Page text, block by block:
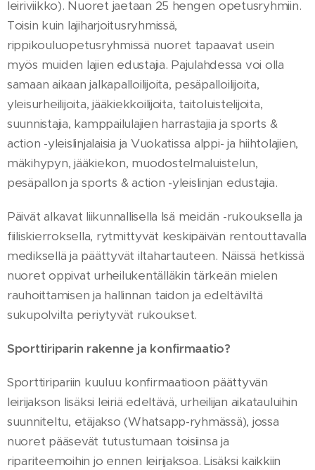
leiriviikko). Nuoret jaetaan 25 hengen opetusryhmiin.
Toisin kuin lajiharjoitusryhmissä,
rippikouluopetusryhmissä nuoret tapaavat usein
myös muiden lajien edustajia. Pajulahdessa voi olla
samaan aikaan jalkapalloilijoita, pesäpalloilijoita,
yleisurheilijoita, jääkiekkoilijoita, taitoluistelijoita,
suunnistajia, kamppailulajien harrastajia ja sports &
action -yleislinjalaisia ja Vuokatissa alppi- ja hiihtolajien,
mäkihypyn, jääkiekon, muodostelmaluistelun,
pesäpallon ja sports & action -yleislinjan edustajia.
Päivät alkavat liikunnallisella Isä meidän -rukouksella ja
fiiliskierroksella, rytmittyvät keskipäivän rentouttavalla
mediksellä ja päättyvät iltahartauteen. Näissä hetkissä
nuoret oppivat urheilukentälläkin tärkeän mielen
rauhoittamisen ja hallinnan taidon ja edeltäviltä
sukupolvilta periytyvät rukoukset.
Sporttiriparin rakenne ja konfirmaatio?
Sporttiripariin kuuluu konfirmaatioon päättyvän
leirijakson lisäksi leiriä edeltävä, urheilijan aikatauluihin
suunniteltu, etäjakso (Whatsapp-ryhmässä), jossa
nuoret pääsevät tutustumaan toisiinsa ja
ripariteemoihin jo ennen leirijaksoa. Lisäksi kaikkiin